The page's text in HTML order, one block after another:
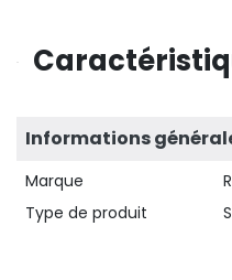
Informations
Marque
Type de produit